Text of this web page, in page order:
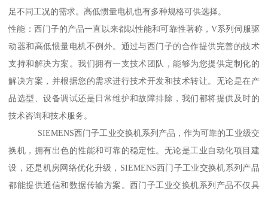
足不同工况的需求。高低惯量电机也有多种规格可供选择。
性能：西门子的产品一直以来都以性能和可靠性著称，V系列伺服驱
动器和高低惯量电机不例外。通过与西门子的合作提供完善的技术
支持和解决方案。我们拥有一支技术团队，能够为您提供定制化的
解决方案，并根据您的需求进行技术开发和技术转让。无论是在产
品选型、设备调试还是日常维护和故障排除，我们都将提供及时的
技术咨询和技术服务。
SIEMENS西门子工业交换机系列产品，作为可靠的工业级交
换机，拥有出色的性能和可靠的稳定性。无论是工业自动化项目建
设，还是机房网络优化升级，SIEMENS西门子工业交换机系列产品
都能提供通信和数据传输方案。西门子工业交换机系列产品不仅具